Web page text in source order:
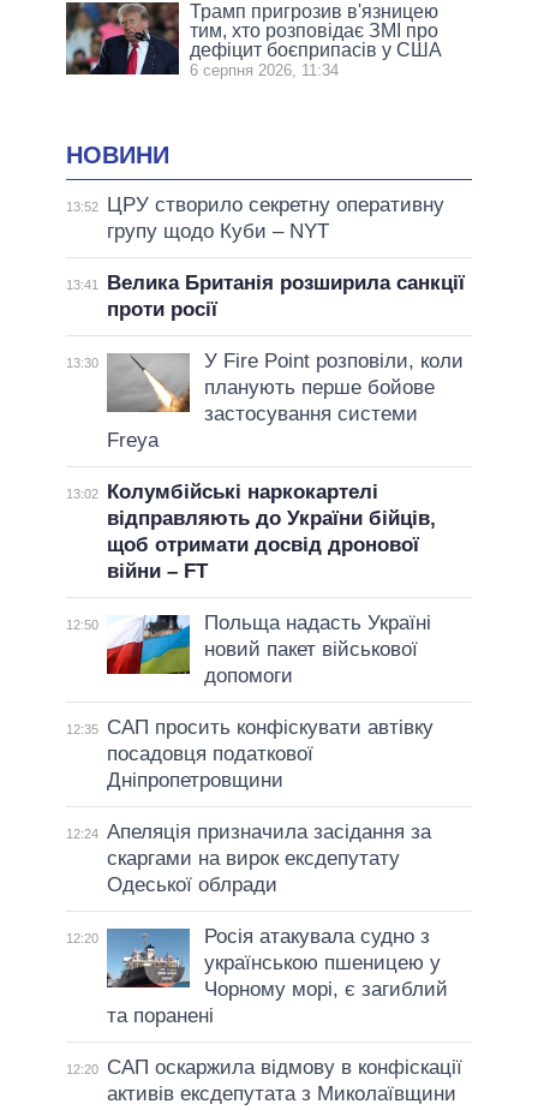
Трамп пригрозив в'язницею
тим, хто розповідає ЗМІ про
дефіцит боєприпасів у США
6 серпня 2026, 11:34
НОВИНИ
13:52
ЦРУ створило секретну оперативну
групу щодо Куби – NYT
13:41
Велика Британія розширила санкції
проти росії
13:30
У Fire Point розповіли, коли
планують перше бойове
застосування системи
Freya
13:02
Колумбійські наркокартелі
відправляють до України бійців,
щоб отримати досвід дронової
війни – FT
12:50
Польща надасть Україні
новий пакет військової
допомоги
12:35
САП просить конфіскувати автівку
посадовця податкової
Дніпропетровщини
12:24 Апеляція призначила засідання за
скаргами на вирок ексдепутату
Одеської облради
12:20
Росія атакувала судно з
українською пшеницею у
Чорному морі, є загиблий
та поранені
12:20
САП оскаржила відмову в конфіскації
активів ексдепутата з Миколаївщини